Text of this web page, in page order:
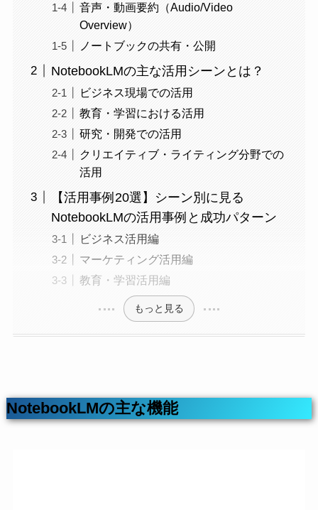
音声・動画要約（Audio/Video
Overview）
ノートブックの共有・公開
NotebookLMの主な活用シーンとは？
ビジネス現場での活用
教育・学習における活用
研究・開発での活用
クリエイティブ・ライティング分野での
活用
【活用事例20選】シーン別に見る
NotebookLMの活用事例と成功パターン
ビジネス活用編
マーケティング活用編
教育・学習活用編
もっと見る
NotebookLMの主な機能